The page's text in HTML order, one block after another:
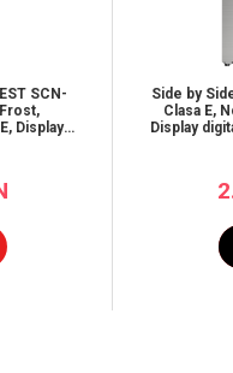
SCN-
Display
H 185.5
Side by
Clasa E,
Display